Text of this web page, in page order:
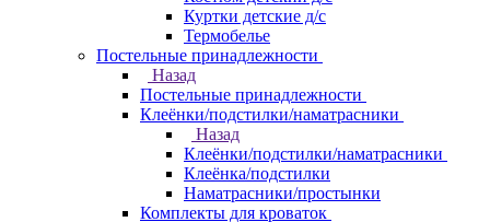
Куртки детские д/с
Термобелье
Постельные принадлежности
Назад
Постельные принадлежности
Клеёнки/подстилки/наматрасники
Назад
Клеёнки/подстилки/наматрасники
Клеёнка/подстилки
Наматрасники/простынки
Комплекты для кроваток